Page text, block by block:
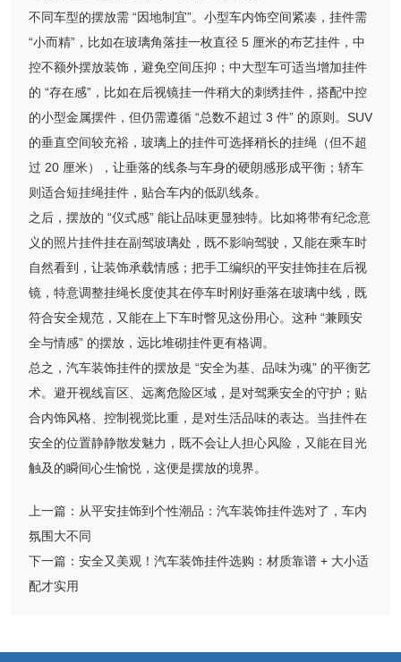
不同车型的摆放需 “因地制宜”。小型车内饰空间紧凑，挂件需
“小而精”，比如在玻璃角落挂一枚直径 5 厘米的布艺挂件，中
控不额外摆放装饰，避免空间压抑；中大型车可适当增加挂件
的 “存在感”，比如在后视镜挂一件稍大的刺绣挂件，搭配中控
的小型金属摆件，但仍需遵循 “总数不超过 3 件” 的原则。SUV
的垂直空间较充裕，玻璃上的挂件可选择稍长的挂绳（但不超
过 20 厘米），让垂落的线条与车身的硬朗感形成平衡；轿车
则适合短挂绳挂件，贴合车内的低趴线条。
之后，摆放的 “仪式感” 能让品味更显独特。比如将带有纪念意
义的照片挂件挂在副驾玻璃处，既不影响驾驶，又能在乘车时
自然看到，让装饰承载情感；把手工编织的平安挂饰挂在后视
镜，特意调整挂绳长度使其在停车时刚好垂落在玻璃中线，既
符合安全规范，又能在上下车时瞥见这份用心。这种 “兼顾安
全与情感” 的摆放，远比堆砌挂件更有格调。
总之，汽车装饰挂件的摆放是 “安全为基、品味为魂” 的平衡艺
术。避开视线盲区、远离危险区域，是对驾乘安全的守护；贴
合内饰风格、控制视觉比重，是对生活品味的表达。当挂件在
安全的位置静静散发魅力，既不会让人担心风险，又能在目光
触及的瞬间心生愉悦，这便是摆放的境界。
上一篇： 从平安挂饰到个性潮品：汽车装饰挂件选对了，车内
氛围大不同
下一篇： 安全又美观！汽车装饰挂件选购：材质靠谱 + 大小适
配才实用